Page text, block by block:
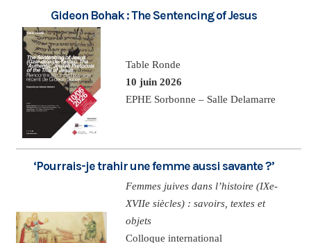
Gideon Bohak : The Sentencing of Jesus
Table Ronde
10 juin 2026
EPHE Sorbonne – Salle Delamarre
‘Pourrais-je trahir une femme aussi savante ?’
Femmes juives dans l’histoire (IXe-
XVIIe siècles) : savoirs, textes et
objets
Colloque international